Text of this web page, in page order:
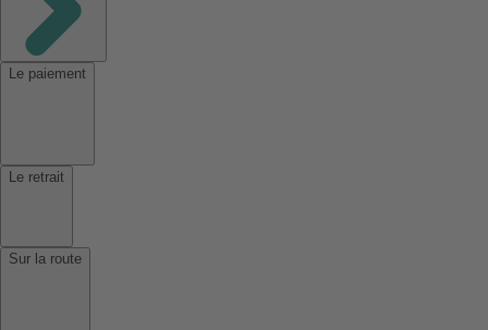
Le paiement
Le retrait
Sur la route